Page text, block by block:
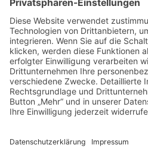
vor. Denn sobald das
Adventkalender geöffnet
sehr viel Zeit …
im
Dezember
2023
Liebe Leser! Ihr könnt
informieren lassen, wenn
Wurzerlsgarten
diesem Link und gebt dort